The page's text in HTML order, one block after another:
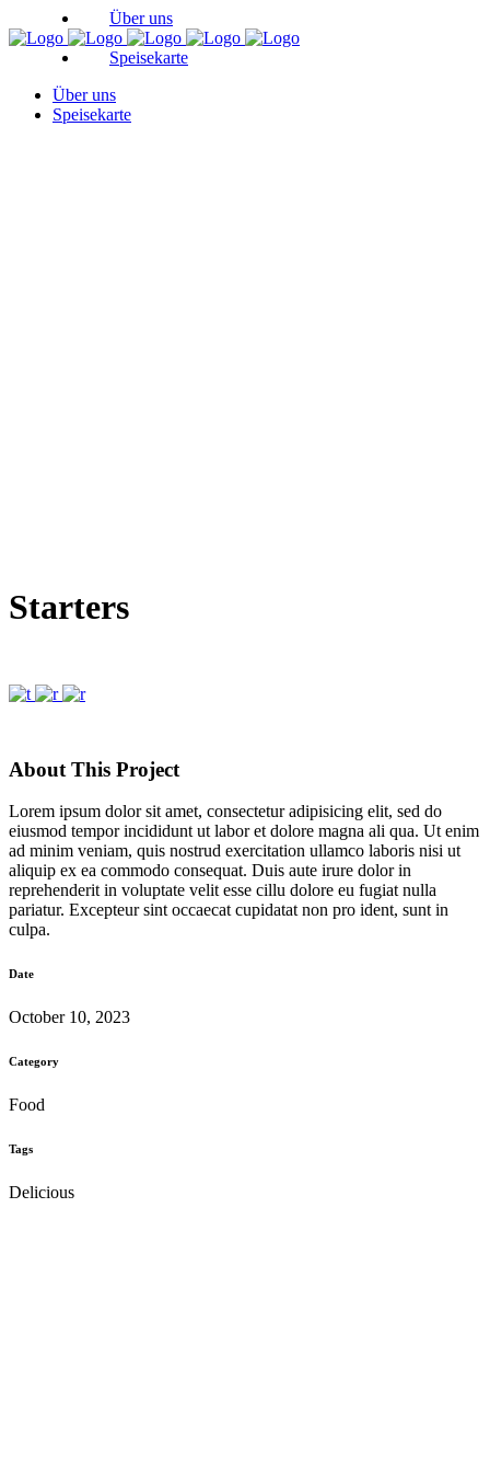
Über uns
Speisekarte
Über uns
Speisekarte
Starters
About This Project
Lorem ipsum dolor sit amet, consectetur adipisicing elit, sed do
eiusmod tempor incididunt ut labor et dolore magna ali qua. Ut enim
ad minim veniam, quis nostrud exercitation ullamco laboris nisi ut
aliquip ex ea commodo consequat. Duis aute irure dolor in
reprehenderit in voluptate velit esse cillu dolore eu fugiat nulla
pariatur. Excepteur sint occaecat cupidatat non pro ident, sunt in
culpa.
Date
October 10, 2023
Category
Food
Tags
Delicious